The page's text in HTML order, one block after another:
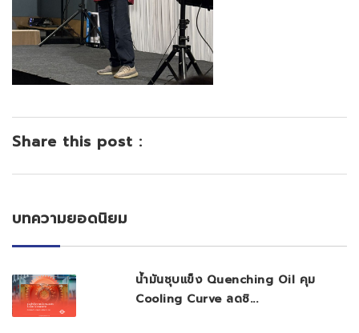
Share this post :
บทความยอดนิยม
น้ำมันชุบแข็ง Quenching Oil คุม
Cooling Curve ลดชิ...